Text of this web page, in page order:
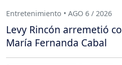
Entretenimiento • AGO 6 / 2026
Levy Rincón arremetió
María Fernanda Cabal